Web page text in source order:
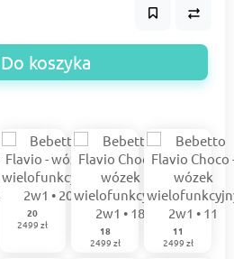
Do koszyka
20
2499 zł
18
2499 zł
11
2499 zł